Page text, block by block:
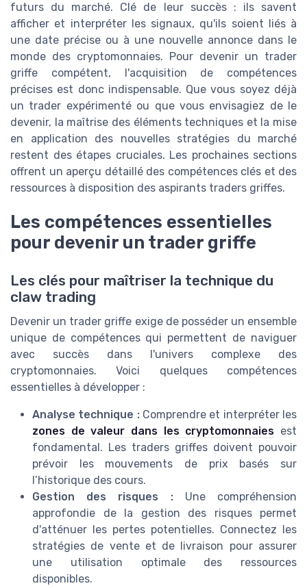
futurs du marché. Clé de leur succès : ils savent
afficher et interpréter les signaux, qu'ils soient liés à
une date précise ou à une nouvelle annonce dans le
monde des cryptomonnaies. Pour devenir un trader
griffe compétent, l'acquisition de compétences
précises est donc indispensable. Que vous soyez déjà
un trader expérimenté ou que vous envisagiez de le
devenir, la maîtrise des éléments techniques et la mise
en application des nouvelles stratégies du marché
restent des étapes cruciales. Les prochaines sections
offrent un aperçu détaillé des compétences clés et des
ressources à disposition des aspirants traders griffes.
Les compétences essentielles
pour devenir un trader griffe
Les clés pour maîtriser la technique du
claw trading
Devenir un trader griffe exige de posséder un ensemble
unique de compétences qui permettent de naviguer
avec succès dans l'univers complexe des
cryptomonnaies. Voici quelques compétences
essentielles à développer :
Analyse technique :Comprendre et interpréter les
zones de valeur dans les cryptomonnaies est
fondamental. Les traders griffes doivent pouvoir
prévoir les mouvements de prix basés sur
l’historique des cours.
Gestion des risques :Une compréhension
approfondie de la gestion des risques permet
d'atténuer les pertes potentielles. Connectez les
stratégies de vente et de livraison pour assurer
une utilisation optimale des ressources
disponibles.